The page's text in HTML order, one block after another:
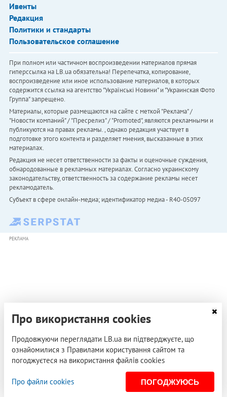
Ивенты
Редакция
Политики и стандарты
Пользовательское соглашение
При полном или частичном воспроизведении материалов прямая
гиперссылка на LB.ua обязательна! Перепечатка, копирование,
воспроизведение или иное использование материалов, в которых
содержится ссылка на агентство "Українськi Новини" и "Украинская Фото
Группа" запрещено.
Материалы, которые размещаются на сайте с меткой "Реклама" /
"Новости компаний" / "Пресрелиз" / "Promoted", являются рекламными и
публикуются на правах рекламы. , однако редакция участвует в
подготовке этого контента и разделяет мнения, высказанные в этих
материалах.
Редакция не несет ответственности за факты и оценочные суждения,
обнародованные в рекламных материалах. Согласно украинскому
законодательству, ответственность за содержание рекламы несет
рекламодатель.
Субъект в сфере онлайн-медиа; идентификатор медиа - R40-05097
РЕКЛАМА
Про використання cookies
Продовжуючи переглядати LB.ua ви підтверджуєте, що
ознайомилися з Правилами користування сайтом та
погоджуєтеся на використання файлів cookies
Про файли cookies ПОГОДЖУЮСЬ